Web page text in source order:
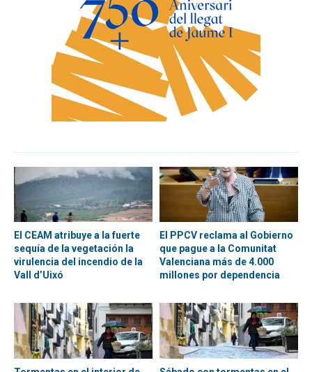
El CEAM atribuye a la fuerte
sequía de la vegetación la
virulencia del incendio de la
Vall d’Uixó
El PPCV reclama al Gobierno
que pague a la Comunitat
Valenciana más de 4.000
millones por dependencia